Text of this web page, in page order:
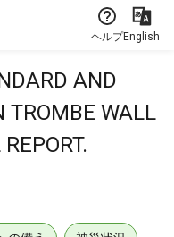
ヘルプEnglish
AND
TROMBE WALL